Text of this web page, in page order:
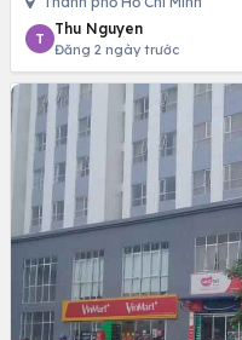
T
Thu Nguyen
Đăng 2 ngày trước